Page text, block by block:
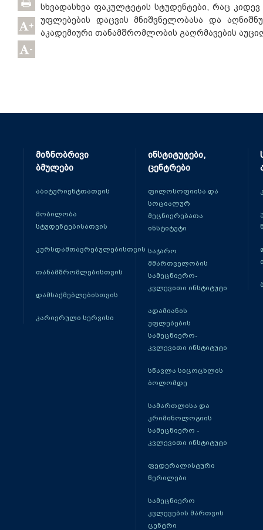
+
-
სხვადასხვა ფაკულტეტის სტუდენტები, რაც
უფლებების დაცვის მნიშვნელობასა და
აკადემიური თანამშრომლობის გაღრმავების
მიზნობრივი
ბმულები
აბიტურიენტთათვის
მობილობა
სტუდენტებისათვის
კურსდამთავრებულებისთვის
თანამშრომლებისთვის
დამსაქმებლებისთვის
კარიერული სერვისი
ინსტიტუტები,
ცენტრები
ფილოსოფიისა და
სოციალურ
მეცნიერებათა
ინსტიტუტი
საჯარო
მმართველობის
სამეცნიერო-
კვლევითი ინსტიტუტი
ადამიანის
უფლებების
სამეცნიერო-
კვლევითი ინსტიტუტი
სწავლა სიცოცხლის
ბოლომდე
სამართლისა და
კრიმინოლოგიის
სამეცნიერო -
კვლევითი ინსტიტუტი
ფედერალისტური
წერილები
სამეცნიერო
კვლევების მართვის
ცენტრი